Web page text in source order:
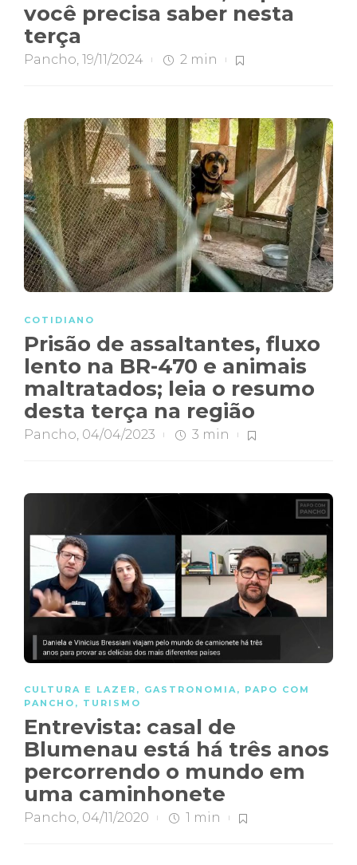
você precisa saber nesta
terça
Pancho, 19/11/2024 2 min
COTIDIANO
Prisão de assaltantes, fluxo
lento na BR-470 e animais
maltratados; leia o resumo
desta terça na região
Pancho, 04/04/2023 3 min
CULTURA E LAZER , GASTRONOMIA, PAPO COM
PANCHO , TURISMO
Entrevista: casal de
Blumenau está há três anos
percorrendo o mundo em
uma caminhonete
Pancho, 04/11/2020 1 min